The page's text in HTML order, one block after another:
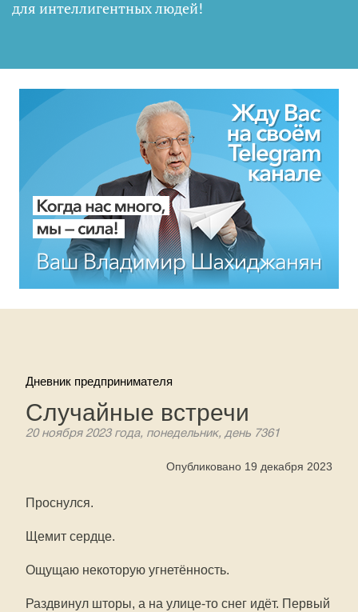
для интеллигентных людей!
Дневник предпринимателя
Случайные встречи
20 ноября 2023 года, понедельник, день 7361
Опубликовано 19 декабря 2023
Проснулся.
Щемит сердце.
Ощущаю некоторую угнетённость.
Раздвинул шторы, а на улице-то снег идёт. Первый